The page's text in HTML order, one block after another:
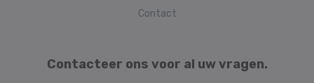
Contact
Contacteer ons voor al uw vragen.